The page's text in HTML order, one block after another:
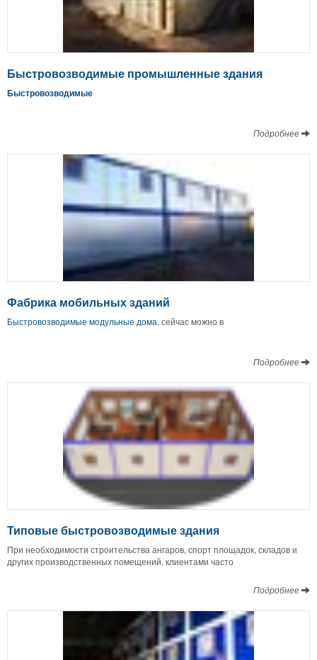
Быстровозводимые промышленные здания
Быстровозводимые
Подробнее
Фабрика мобильных зданий
Быстровозводимые модульные дома, сейчас можно в
Подробнее
Типовые быстровозводимые здания
При необходимости строительства ангаров, спорт площадок, складов и
других производственных помещений, клиентами часто
Подробнее